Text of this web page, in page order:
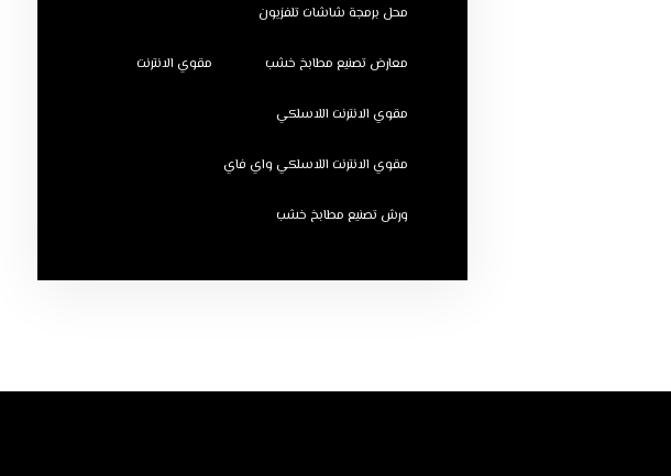
محل برمجة شاشات تلفزيون
معارض تصنيع مطابخ خشب مقوي الانترنت
مقوي الانترنت اللاسلكي
مقوي الانترنت اللاسلكي واي فاي
ورش تصنيع مطابخ خشب